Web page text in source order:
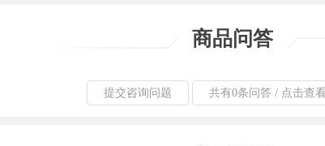
商品问答
提交咨询问题 共有0条问答 / 点击查